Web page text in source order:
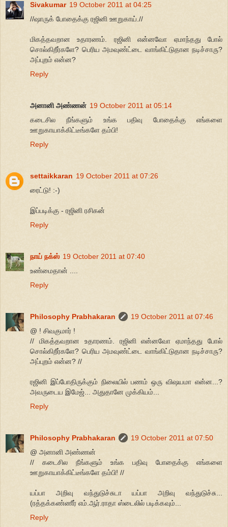
Sivakumar 19 October 2011 at 04:25
//ஷாருக் போதைக்கு ரஜினி ஊறுகாய்.//
மிகத்தவறான உதாரணம். ரஜினி என்னவோ ஏமாந்தது போல்
சொல்கிறீர்களே? பெரிய அமவுண்ட்டை வாங்கிட்டுதான நடிச்சாரு?
அப்புறம் என்ன?
Reply
அனானி அண்ணன் 19 October 2011 at 05:14
கடைசில நீங்களும் உங்க பதிவு போதைக்கு எங்களை
ஊறுகாயாக்கிட்டீங்களே தம்பி!
Reply
settaikkaran 19 October 2011 at 07:26
ரைட்டு! :-)
இப்படிக்கு - ரஜினி ரசிகன்
Reply
நாய் நக்ஸ் 19 October 2011 at 07:40
உண்மைதான் ....
Reply
Philosophy Prabhakaran
19 October 2011 at 07:46
@ ! சிவகுமார் !
// மிகத்தவறான உதாரணம். ரஜினி என்னவோ ஏமாந்தது போல்
சொல்கிறீர்களே? பெரிய அமவுண்ட்டை வாங்கிட்டுதான நடிச்சாரு?
அப்புறம் என்ன? //
ரஜினி இப்போதிருக்கும் நிலையில் பணம் ஒரு விஷயமா என்ன...?
அவருடைய இமேஜ்... அதுதானே முக்கியம்...
Reply
Philosophy Prabhakaran
19 October 2011 at 07:50
@ அனானி அண்ணன்
// கடைசில நீங்களும் உங்க பதிவு போதைக்கு எங்களை
ஊறுகாயாக்கிட்டீங்களே தம்பி! //
யப்பா அறிவு வந்துடுச்சுடா யப்பா அறிவு வந்துடுச்சு...
(ரத்தக்கண்ணீர் எம்.ஆர்.ராதா ஸ்டைலில் படிக்கவும்...
Reply